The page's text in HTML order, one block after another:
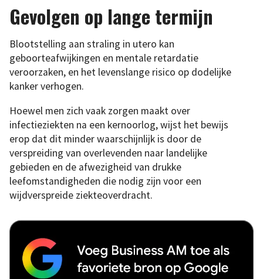
Gevolgen op lange termijn
Blootstelling aan straling in utero kan
geboorteafwijkingen en mentale retardatie
veroorzaken, en het levenslange risico op dodelijke
kanker verhogen.
Hoewel men zich vaak zorgen maakt over
infectieziekten na een kernoorlog, wijst het bewijs
erop dat dit minder waarschijnlijk is door de
verspreiding van overlevenden naar landelijke
gebieden en de afwezigheid van drukke
leefomstandigheden die nodig zijn voor een
wijdverspreide ziekteoverdracht.